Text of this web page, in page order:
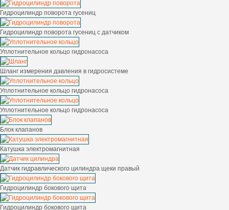
Гидроцилиндр поворота гусениц
Гидроцилиндр поворота гусениц с датчиком
Уплотнительное кольцо гидронасоса
Шланг измерения давления в гидросистеме
Уплотнительное кольцо гидронасоса
Уплотнительное кольцо гидронасоса
Блок клапанов
Катушка электромагнитная
Датчик гидравлического цилиндра щеки правый
Гидроцилиндр бокового щита
Гидроцилиндр бокового щита